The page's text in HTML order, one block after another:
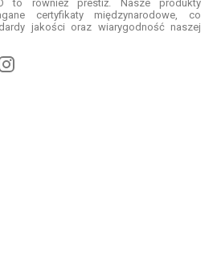
to również prestiż. Nasze produkty
certyfikaty międzynarodowe, co
jakości oraz wiarygodność naszej